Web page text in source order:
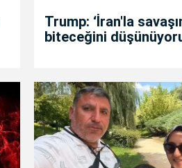
Trump: ‘İran'la
biteceğini